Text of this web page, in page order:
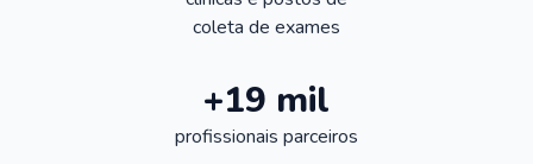
coleta de exames
+19 mil
profissionais parceiros